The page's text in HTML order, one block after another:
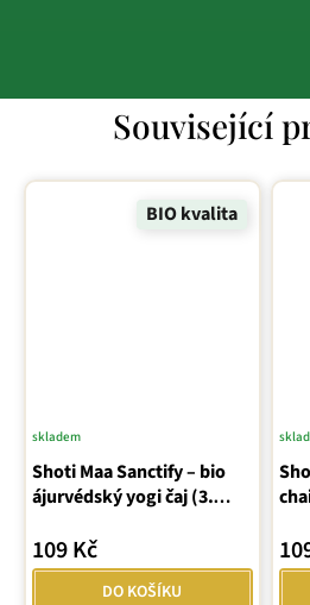
Související
BIO kvalita
Shoti Maa Sanctify – bio
ájurvédský yogi čaj (3.
skladem
109 Kč
DO KOŠÍKU